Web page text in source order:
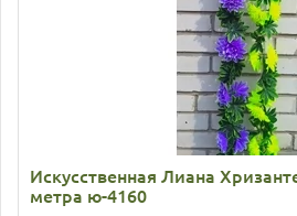
Искусственная Лиана
метра ю-4160